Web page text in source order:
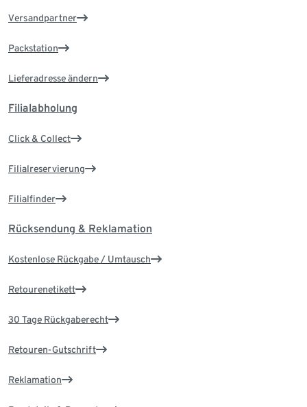
Versandpartner
Packstation
Lieferadresse ändern
Filialabholung
Click & Collect
Filialreservierung
Filialfinder
Rücksendung & Reklamation
Kostenlose Rückgabe / Umtausch
Retourenetikett
30 Tage Rückgaberecht
Retouren-Gutschrift
Reklamation